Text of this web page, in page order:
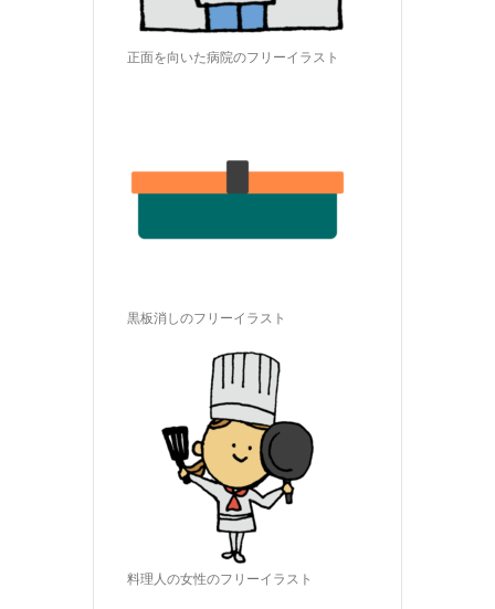
正面を向いた病院のフリーイラスト
黒板消しのフリーイラスト
料理人の女性のフリーイラスト